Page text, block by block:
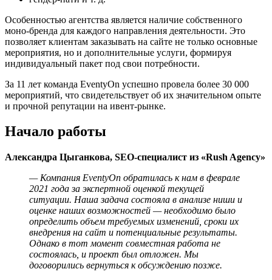
Особенностью агентства является наличие собственного
моно-бренда для каждого направления деятельности. Это
позволяет клиентам заказывать на сайте не только основные
мероприятия, но и дополнительные услуги, формируя
индивидуальный пакет под свои потребности.
За 11 лет команда EventyOn успешно провела более 30 000
мероприятий, что свидетельствует об их значительном опыте
и прочной репутации на ивент-рынке.
Начало работы
Александра Цыганкова, SEO-специалист из «Rush Agency»
— Компания EventyOn обратилась к нам в феврале
2021 года за экспертной оценкой текущей
ситуации. Наша задача состояла в анализе ниши и
оценке наших возможностей — необходимо было
определить объем требуемых изменений, сроки их
внедрения на сайт и потенциальные результаты.
Однако в тот момент совместная работа не
состоялась, и проект был отложен. Мы
договорились вернуться к обсуждению позже.